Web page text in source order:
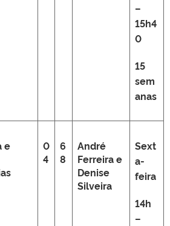
–
15h4
0
15
sem
anas
e
0
4
6
8
André
Ferreira e
Denise
Silveira
Sext
a-
feira
14h
–